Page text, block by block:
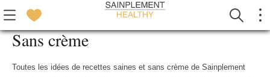
Sans crème
Toutes les idées de recettes saines et sans crème de Sainplement